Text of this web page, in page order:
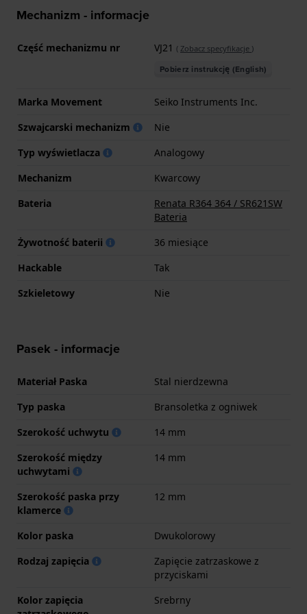
Mechanizm - informacje
Część mechanizmu nr VJ21 ( Zobacz specyfikacje )
Pobierz instrukcję (English)
Marka Movement
Seiko Instruments Inc.
Szwajcarski mechanizm
Nie
Typ wyświetlacza
Analogowy
Mechanizm
Kwarcowy
Bateria
Renata R364 364 / SR621SW
Bateria
Żywotność baterii
36 miesiące
Hackable
Tak
Szkieletowy
Nie
Pasek - informacje
Materiał Paska
Stal nierdzewna
Typ paska
Bransoletka z ogniwek
Szerokość uchwytu
14 mm
Szerokość między
uchwytami
14 mm
Szerokość paska przy
klamerce
12 mm
Kolor paska
Dwukolorowy
Rodzaj zapięcia
Zapięcie zatrzaskowe z
przyciskami
Kolor zapięcia
Srebrny